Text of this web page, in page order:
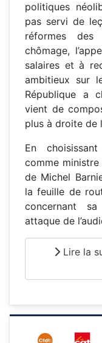
politiques
pas servi de
réformes des
chômage,
salaires et à
ambitieux sur
République a
vient de
plus à droite de
En
comme
de Michel
la feuille de
concernant
attaque de
Lire la